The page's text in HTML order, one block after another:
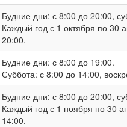
Будние дни: с 8:00 до 20:00,
Каждый год с 1 октября по 30
20:00.
Будние дни: с 8:00 до 19:00.
Суббота: с 8:00 до 14:00,
Будние дни: с 8:00 до 20:00,
Каждый год с 1 ноября по 30
14:00.